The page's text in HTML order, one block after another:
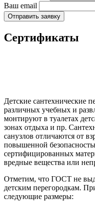
Ваш email
Отправить заявку
Сертификаты
Детские сантехнические
различных учебных и
монтируют в туалетах
зонах отдыха и пр.
санузлов отличаются от
повышенной
сертифицированных
вредные вещества или
Отметим, что ГОСТ не
детским перегородкам.
следующие размеры: